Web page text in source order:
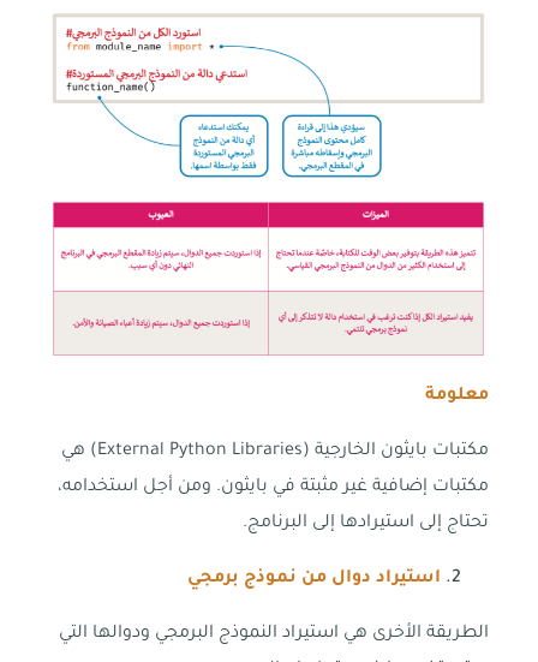
معلومة
مكتبات بايثون الخارجية (External Python Libraries) هي
مكتبات إضافية غير مثبتة في بايثون. ومن أجل استخدامه،
تحتاج إلى استيرادها إلى البرنامج.
استيراد دوال من نموذج برمجي
الطريقة الأخرى هي استيراد النموذج البرمجي ودوالها التي